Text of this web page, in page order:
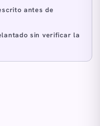
antes de
sin verificar la